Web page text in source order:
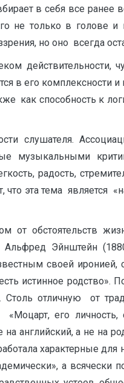
в себя все
не только в
но оно всегда
в его комплексности
как способность к
слушателя.
музыкальными
радость,
эта тема является
обстоятельств
Эйнштейн
своей иронией,
истинное родство».
отличную от
его
английский, а не на
характерные
а всячески